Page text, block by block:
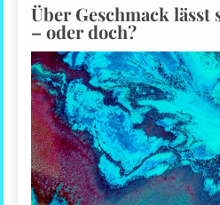
Über Geschmack
– oder doch?